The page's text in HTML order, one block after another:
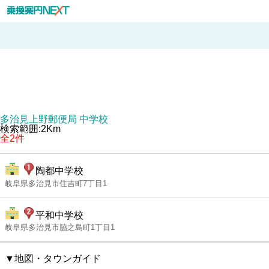
多治見上野郵便局 中学校
検索範囲:2Km
全2件
陶都中学校
岐阜県多治見市住吉町7丁目1
平和中学校
岐阜県多治見市脇之島町1丁目1
▼地図・タウンガイド